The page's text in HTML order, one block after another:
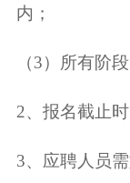
内；
（3）所有阶
2、报名截止时
3、应聘人员